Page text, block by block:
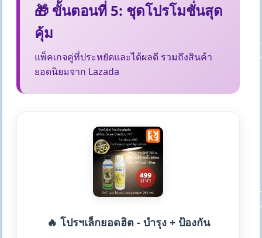
🎁 ขั้นตอนที่ 5: ชุดโปรโมชั่นสุด
คุ้ม
แพ็คเกจคู่ที่ประหยัดและได้ผลดี รวมถึงสินค้า
ยอดนิยมจาก Lazada
🔥 โปรฯเล็กยอดฮิต - บำรุง + ป้องกัน